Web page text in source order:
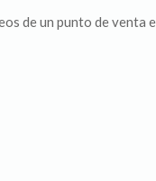
de un punto de venta